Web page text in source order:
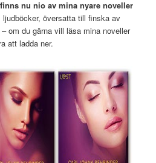
nu nio av mina nyare noveller
ljudböcker, översatta till finska av
om du gärna vill läsa mina noveller
att ladda ner.